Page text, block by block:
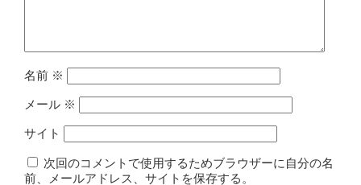
名前 ※
メール ※
サイト
次回のコメントで使用するためブラウザーに自分の名
前、メールアドレス、サイトを保存する。